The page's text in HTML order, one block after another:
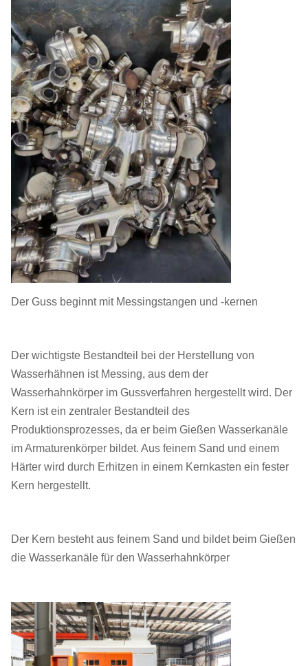
Der Guss beginnt mit Messingstangen und -kernen
Der wichtigste Bestandteil bei der Herstellung von
Wasserhähnen ist Messing, aus dem der
Wasserhahnkörper im Gussverfahren hergestellt wird. Der
Kern ist ein zentraler Bestandteil des
Produktionsprozesses, da er beim Gießen Wasserkanäle
im Armaturenkörper bildet. Aus feinem Sand und einem
Härter wird durch Erhitzen in einem Kernkasten ein fester
Kern hergestellt.
Der Kern besteht aus feinem Sand und bildet beim Gießen
die Wasserkanäle für den Wasserhahnkörper